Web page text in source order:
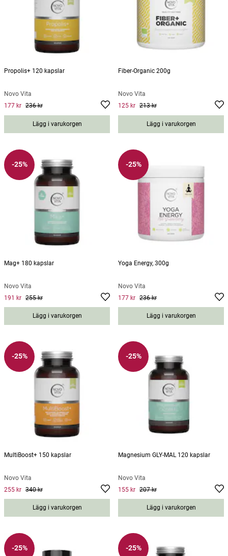
Propolis+ 120 kapslar
Novo Vita
Current price Previous price:236 kr
177 kr 236 kr
Lägg i varukorgen
Fiber-Organic 200g
Novo Vita
Current price
Previous
213 kr
125 kr 213 kr
Lägg i varukorgen
-25%
Mag+ 180 kapslar
Novo Vita
Current price Previous price: 255 kr
191 kr 255 kr
Lägg i varukorgen
-25%
Yoga Energy, 300g
Novo Vita
Current price
Previous
236 kr
177 kr 236 kr
Lägg i varukorgen
-25%
MultiBoost+ 150 kapslar
Novo Vita
Current price Previous price:340 kr
255 kr 340 kr
Lägg i varukorgen
-25%
Magnesium GLY-MAL 120 kapslar
Novo Vita
Current price
Previous
207 kr
155 kr 207 kr
Lägg i varukorgen
-25% -25%